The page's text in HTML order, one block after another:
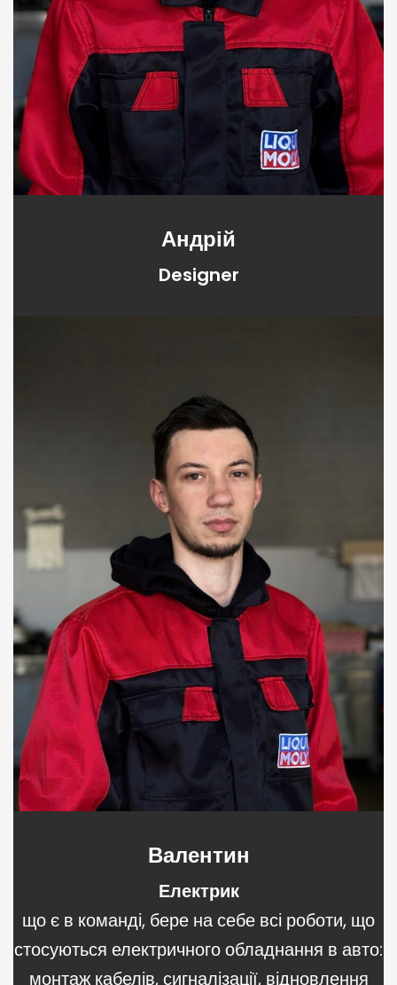
Андрій
Designer
Валентин
Електрик
що є в команді, бере на себе всі роботи, що
стосуються електричного обладнання в авто:
монтаж кабелів, сигналізації, відновлення